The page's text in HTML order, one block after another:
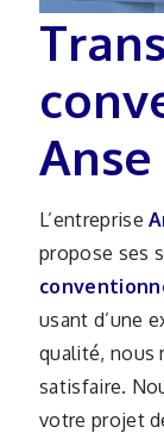
Transport
Anse
L’entreprise
propose ses
usant d’une
qualité, nous
satisfaire.
votre projet